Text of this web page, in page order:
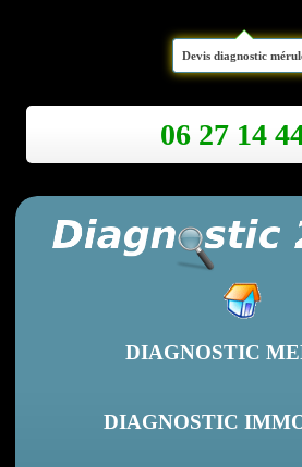
Devis diagnostic
06 27 14
DIAGNOSTIC
DIAGNOSTIC